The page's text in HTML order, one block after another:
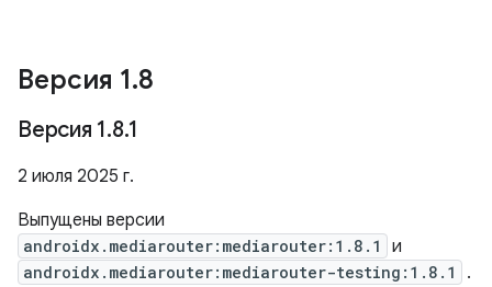
Версия 1.8
Версия 1.8.1
2 июля 2025 г.
Выпущены версии
androidx.mediarouter:mediarouter:1.8.1 и
androidx.mediarouter:mediarouter-testing:1.8.1
.